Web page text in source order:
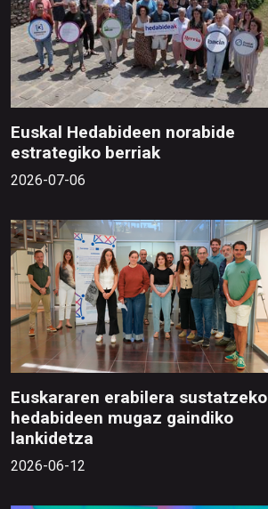
Euskal Hedabideen norabide
estrategiko berriak
2026-07-06
Euskararen erabilera sustatzeko
hedabideen mugaz gaindiko
lankidetza
2026-06-12